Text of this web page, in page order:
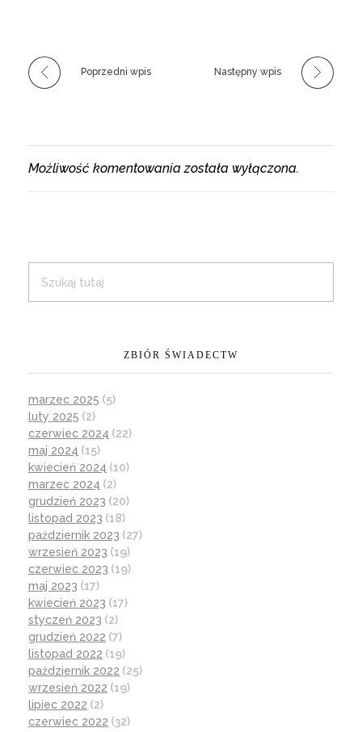
Poprzedni wpis Następny wpis
Możliwość komentowania została wyłączona.
ZBIÓR ŚWIADECTW
marzec 2025 (5)
luty 2025 (2)
czerwiec 2024 (22)
maj 2024 (15)
kwiecień 2024 (10)
marzec 2024 (2)
grudzień 2023 (20)
listopad 2023 (18)
październik 2023 (27)
wrzesień 2023 (19)
czerwiec 2023 (19)
maj 2023 (17)
kwiecień 2023 (17)
styczeń 2023 (2)
grudzień 2022 (7)
listopad 2022 (19)
październik 2022 (25)
wrzesień 2022 (19)
lipiec 2022 (2)
czerwiec 2022 (32)